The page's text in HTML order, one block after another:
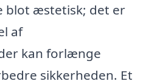
blot æstetisk; det er
af
kan forlænge
sikkerheden. Et